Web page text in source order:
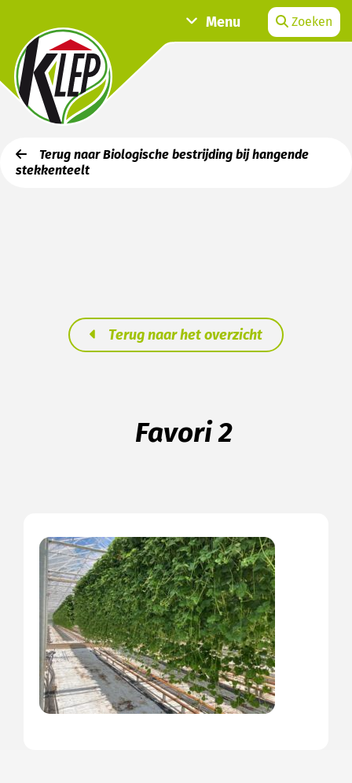
Menu Zoeken
Terug naar Biologische bestrijding bij hangende
stekkenteelt
Terug naar het overzicht
Favori 2